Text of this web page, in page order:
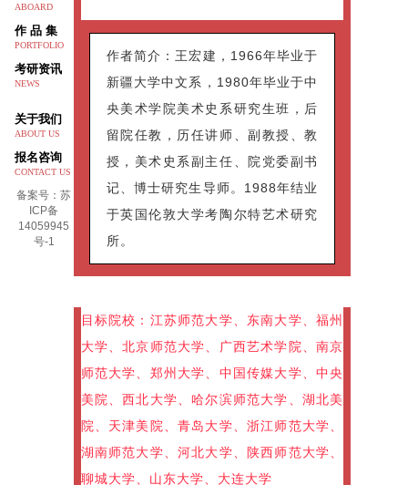
ABOARD
作 品 集
PORTFOLIO
考研资讯
NEWS
关于我们
ABOUT US
报名咨询
CONTACT US
备案号：苏
ICP备
14059945
号-1
作者简介： 王宏建，1966年毕业于
新疆大学中文系，1980年毕业于中
央美术学院美术史系研究生班，后
留院任教，历任讲师、副教授、教
授，美术史系副主任、院党委副书
记、博士研究生导师。1988年结业
于英国伦敦大学考陶尔特艺术研究
所。
目标院校：江苏师范大学、东南大学、福州
大学、北京师范大学、广西艺术学院、南京
师范大学、郑州大学、中国传媒大学、中央
美院、西北大学、哈尔滨师范大学、湖北美
院、天津美院、青岛大学、浙江师范大学、
湖南师范大学、河北大学、陕西师范大学、
聊城大学、山东大学、大连大学